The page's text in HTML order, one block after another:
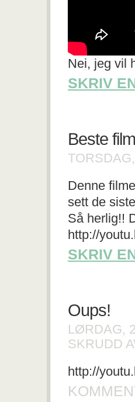
Nei, jeg vil
SKRIV
Beste
Denne
sett de
Så herlig!!
http://
SKRIV
Oups!
LØRDAG,
SKRUDD
http://